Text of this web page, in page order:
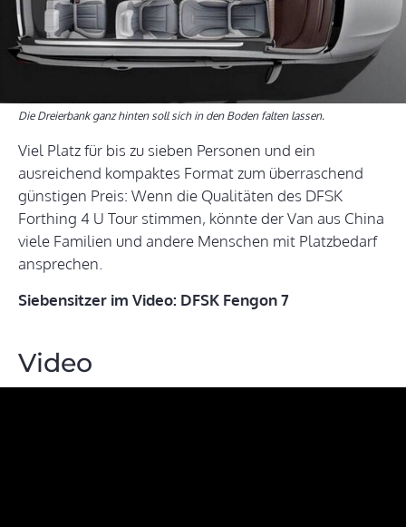
Die Dreierbank ganz hinten soll sich in den Boden falten lassen.
Viel Platz für bis zu sieben Personen und ein
ausreichend kompaktes Format zum überraschend
günstigen Preis: Wenn die Qualitäten des DFSK
Forthing 4 U Tour stimmen, könnte der Van aus China
viele Familien und andere Menschen mit Platzbedarf
ansprechen.
Siebensitzer im Video: DFSK Fengon 7
Video